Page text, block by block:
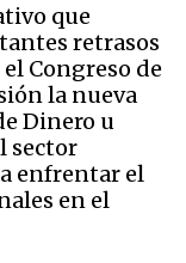
que
retrasos
Congreso de
la nueva
Dinero u
sector
enfrentar el
en el